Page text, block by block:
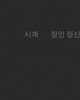
시계 장인 정신